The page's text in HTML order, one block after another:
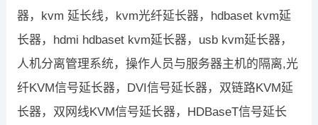
器，kvm 延长线，kvm光纤延长器，hdbaset kvm延
长器，hdmi hdbaset kvm延长器，usb kvm延长器，
人机分离管理系统，操作人员与服务器主机的隔离,光
纤KVM信号延长器，DVI信号延长器，双链路KVM延
长器，双网线KVM信号延长器，HDBaseT信号延长